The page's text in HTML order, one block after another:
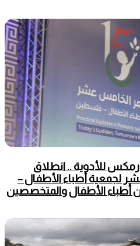
للأدوية .. انطلاق
لجمعية أطباء الأطفال –
الأطفال والمتخصصين